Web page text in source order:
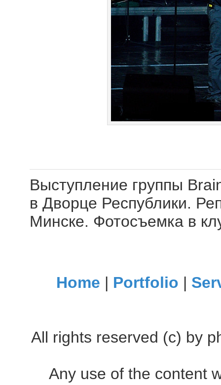
Выступление группы
в Дворце Республики.
Минске. Фотосъемка в
Home | Portfolio |
All rights reserved (c) by
Any use of the content